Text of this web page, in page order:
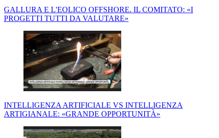
GALLURA E L'EOLICO OFFSHORE. IL COMITATO: «I
PROGETTI TUTTI DA VALUTARE»
INTELLIGENZA ARTIFICIALE VS INTELLIGENZA
ARTIGIANALE: «GRANDE OPPORTUNITÀ»